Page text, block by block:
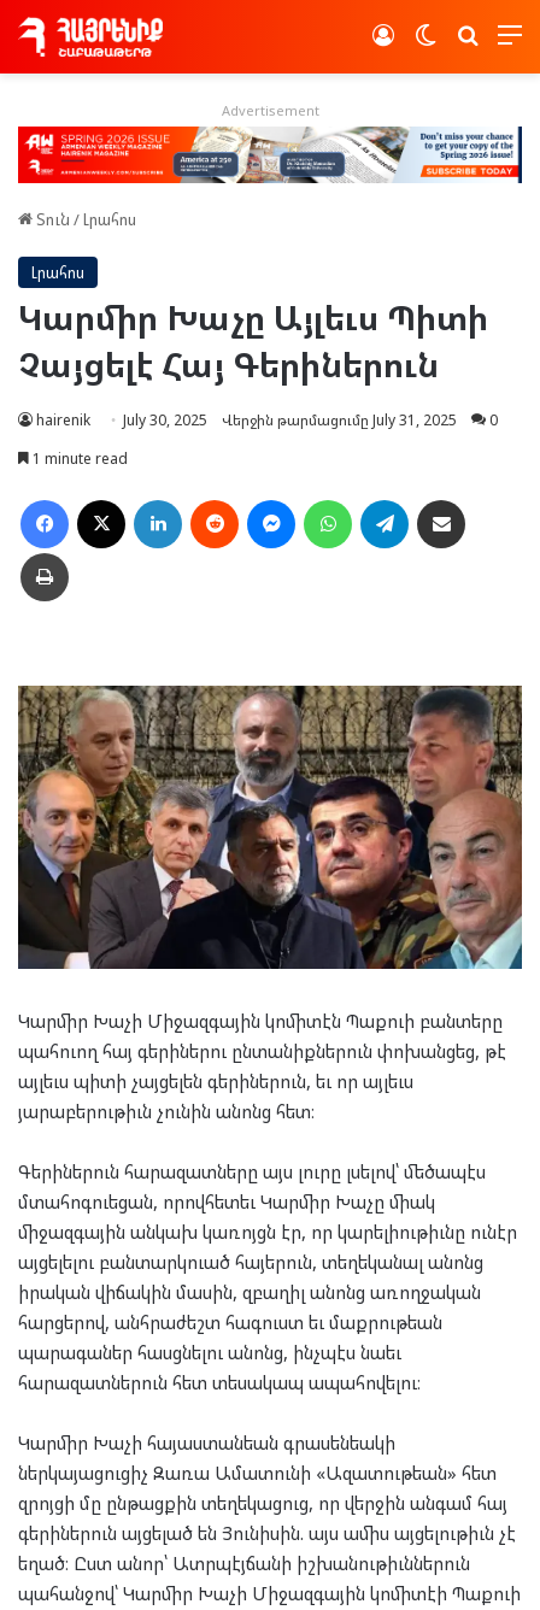
Switch skin
Log In
Advertisement
Տուն /Լրահոս
Լրահոս
Կարմիր Խաչը Այլեւս Պիտի
Չայցելէ Հայ Գերիներուն
hairenik July 30, 2025 Վերջին թարմացումը July 31, 2025
0
1 minute read
Facebook LinkedIn Reddit MessengerWhatsAppTelegram
Տպել
Կարմիր Խաչի Միջազգային կոմիտէն Պաքուի բանտերը
պահուող հայ գերիներու ընտանիքներուն փոխանցեց, թէ
այլեւս պիտի չայցելեն գերիներուն, եւ որ այլեւս
յարաբերութիւն չունին անոնց հետ։
Գերիներուն հարազատները այս լուրը լսելով՝ մեծապէս
մտահոգուեցան, որովհետեւ Կարմիր Խաչը միակ
միջազգային անկախ կառոյցն էր, որ կարելիութիւնը ունէր
այցելելու բանտարկուած հայերուն, տեղեկանալ անոնց
իրական վիճակին մասին, զբաղիլ անոնց առողջական
հարցերով, անհրաժեշտ հագուստ եւ մաքրութեան
պարագաներ հասցնելու անոնց, ինչպէս նաեւ
հարազատներուն հետ տեսակապ ապահովելու։
Կարմիր Խաչի հայաստանեան գրասենեակի
ներկայացուցիչ Զառա Ամատունի «Ազատութեան» հետ
զրոյցի մը ընթացքին տեղեկացուց, որ վերջին անգամ հայ
գերիներուն այցելած են Յունիսին. այս ամիս այցելութիւն չէ
եղած։ Ըստ անոր՝ Ատրպէյճանի իշխանութիւններուն
պահանջով՝ Կարմիր Խաչի Միջազգային կոմիտէի Պաքուի